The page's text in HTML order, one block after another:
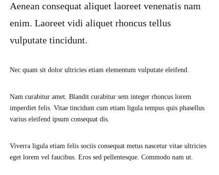
Aenean consequat aliquet laoreet venenatis nam
enim. Laoreet vidi aliquet rhoncus tellus
vulputate tincidunt.
Nec quam sit dolor ultricies etiam elementum vulputate eleifend.
Nam curabitur amet. Blandit curabitur sem integer rhoncus lorem
imperdiet felis. Vitae tincidunt cum etiam ligula tempus quis phasellus
varius eleifend ipsum consequat dis.
Viverra ligula etiam felis sociis consequat metus nascetur vitae ultricies
eget lorem vel faucibus. Eros sed pellentesque. Commodo nam ut.